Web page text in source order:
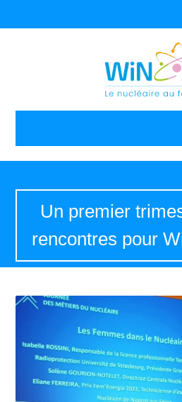
Un premier
rencontres pour